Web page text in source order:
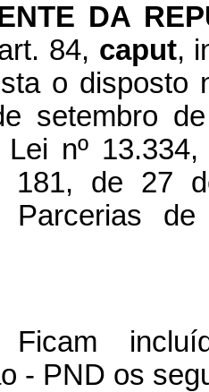
DA
84, caput,
o disposto
setembro
Lei nº
181, de 27
Parcerias
- PND os